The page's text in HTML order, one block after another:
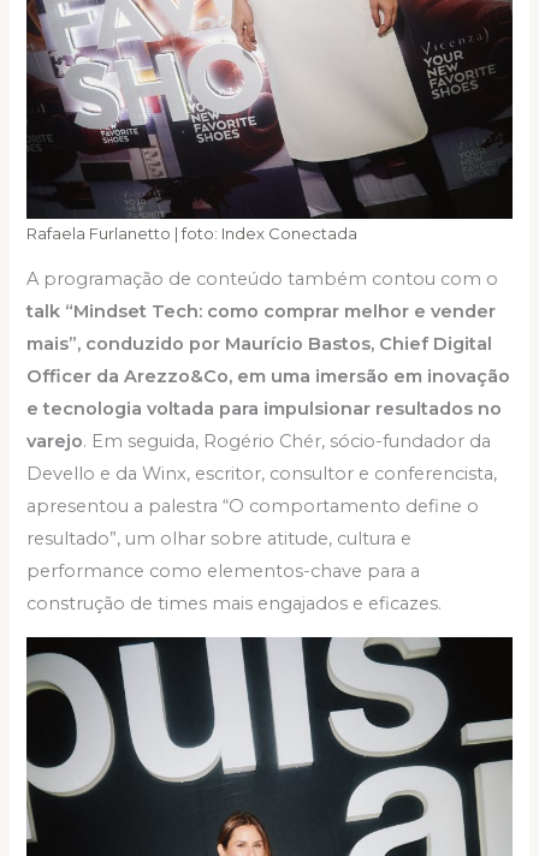
Rafaela Furlanetto | foto: Index Conectada
A programação de conteúdo também contou com o
talk “Mindset Tech: como comprar melhor e vender
mais”, conduzido por Maurício Bastos, Chief Digital
Officer da Arezzo&Co, em uma imersão em inovação
e tecnologia voltada para impulsionar resultados no
varejo. Em seguida, Rogério Chér, sócio-fundador da
Devello e da Winx, escritor, consultor e conferencista,
apresentou a palestra “O comportamento define o
resultado”, um olhar sobre atitude, cultura e
performance como elementos-chave para a
construção de times mais engajados e eficazes.